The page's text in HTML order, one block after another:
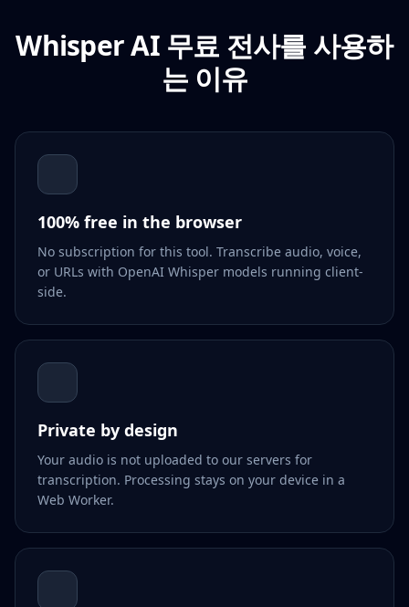
Whisper AI 무료 전사를 사용하
는 이유
100% free in the browser
No subscription for this tool. Transcribe audio, voice,
or URLs with OpenAI Whisper models running client-
side.
Private by design
Your audio is not uploaded to our servers for
transcription. Processing stays on your device in a
Web Worker.